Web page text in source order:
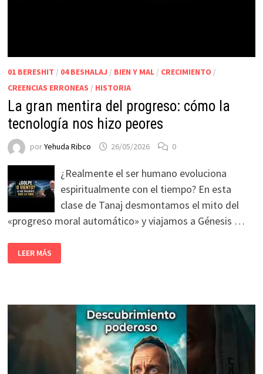
01 BERESHIT / 04 BESHALAJ / BIEN Y MAL/ CRECIMIENTO /
CREENCIAS ERRONEAS / HISTORIA
La gran mentira del progreso: cómo la
tecnología nos hizo peores
porYehuda Ribco 26/05/2026 0
¿Realmente el ser humano evoluciona
espiritualmente con el tiempo? En esta
clase de Tanaj desmontamos el mito del
«progreso moral automático» y viajamos a Génesis …
LEER MÁS